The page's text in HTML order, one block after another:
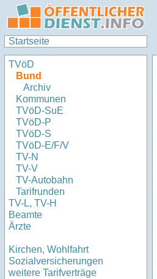
Startseite
TVöD
Bund
Archiv
Kommunen
TVöD-SuE
TVöD-P
TVöD-S
TVöD-E/F/V
TV-N
TV-V
TV-Autobahn
Tarifrunden
TV-L, TV-H
Beamte
Ärzte
Kirchen, Wohlfahrt
Sozialversicherungen
weitere Tarifverträge